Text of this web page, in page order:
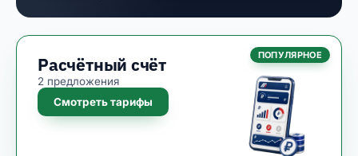
Расчётный счёт
2 предложения
Смотреть тарифы
ПОПУЛЯРНОЕ